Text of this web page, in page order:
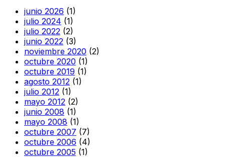
junio 2026 (1)
julio 2024 (1)
julio 2022 (2)
junio 2022 (3)
noviembre 2020 (2)
octubre 2020 (1)
octubre 2019 (1)
agosto 2012 (1)
julio 2012 (1)
mayo 2012 (2)
junio 2008 (1)
mayo 2008 (1)
octubre 2007 (7)
octubre 2006 (4)
octubre 2005 (1)